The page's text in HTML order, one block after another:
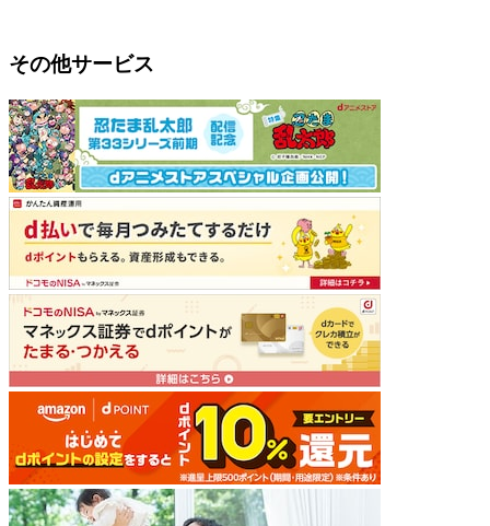
その他サービス